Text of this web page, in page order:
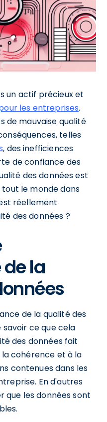
un actif précieux et
les entreprises.
de mauvaise qualité
telles
, des inefficiences
de confiance des
des données est
le monde dans
réellement
des données ?
la
de la qualité des
savoir ce que cela
des données fait
cohérence et à la
contenues dans les
En d'autres
que les données sont